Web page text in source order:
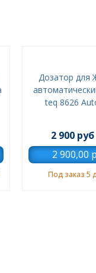
Дозатор для
teq 8626
2 900 руб
Под заказ 5